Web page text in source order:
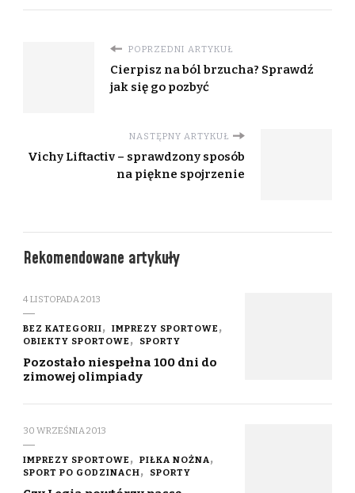
POPRZEDNI ARTYKUŁ
Cierpisz na ból brzucha? Sprawdź
jak się go pozbyć
NASTĘPNY ARTYKUŁ
Vichy Liftactiv – sprawdzony sposób
na piękne spojrzenie
Rekomendowane artykuły
4 LISTOPADA 2013
BEZ KATEGORII
IMPREZY SPORTOWE
OBIEKTY SPORTOWE
SPORTY
Pozostało niespełna 100 dni do
zimowej olimpiady
30 WRZEŚNIA 2013
IMPREZY SPORTOWE
PIŁKA NOŻNA
SPORT PO GODZINACH
SPORTY